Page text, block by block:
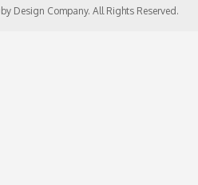
Design Company. All Rights Reserved.